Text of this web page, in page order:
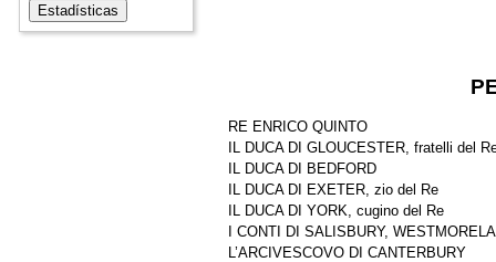
RE ENRICO QUINTO
IL DUCA DI GLOUCESTER, fratelli del
IL DUCA DI BEDFORD
IL DUCA DI EXETER, zio del Re
IL DUCA DI YORK, cugino del Re
I CONTI DI SALISBURY,
L’ARCIVESCOVO DI CANTERBURY